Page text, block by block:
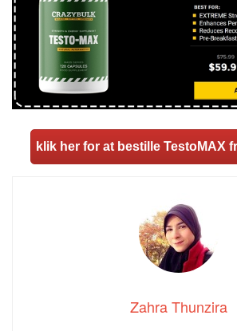
klik her for at bestille TestoMAX
Zahra Thunzira